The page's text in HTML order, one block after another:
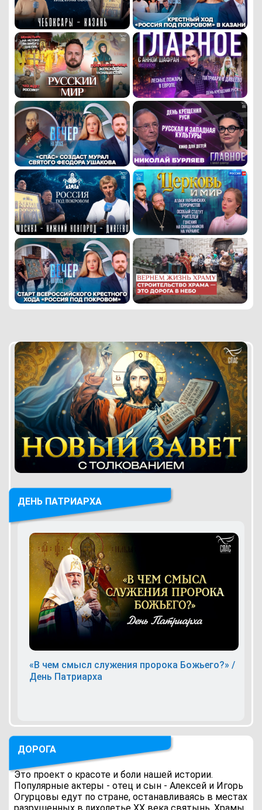
ДЕНЬ ПАТРИАРХА
«В чем смысл служения пророка Божьего?» /
День Патриарха
ДОРОГА
Это проект о красоте и боли нашей истории.
Популярные актеры - отец и сын - Алексей и Игорь
Огурцовы едут по стране, останавливаясь в местах